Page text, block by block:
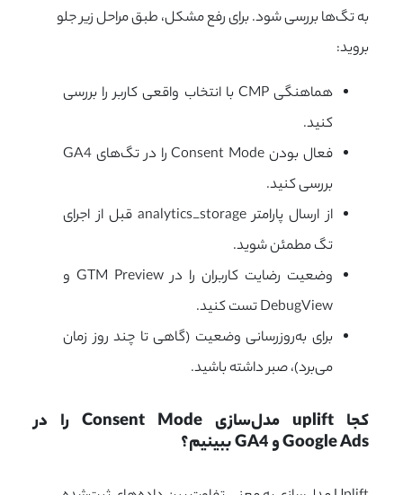
به تگ‌ها بررسی شود. برای رفع مشکل، طبق مراحل زیر جلو
بروید:
هماهنگی CMP با انتخاب واقعی کاربر را بررسی
کنید.
فعال بودن Consent Mode را در تگ‌های GA4
بررسی کنید.
از ارسال پارامتر analytics_storage قبل از اجرای
تگ مطمئن شوید.
وضعیت رضایت کاربران را در GTM Preview و
DebugView تست کنید.
برای به‌روزرسانی وضعیت (گاهی تا چند روز زمان
می‌برد)، صبر داشته باشید.
کجا uplift مدل‌سازی Consent Mode را در
Google Ads و GA4 ببینیم؟